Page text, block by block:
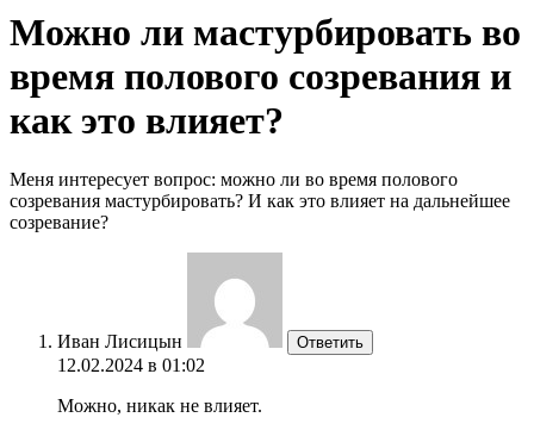
Можно ли мастурбировать во
время полового созревания и
как это влияет?
Меня интересует вопрос: можно ли во время полового
созревания мастурбировать? И как это влияет на дальнейшее
созревание?
Иван Лисицын Ответить
12.02.2024 в 01:02
Можно, никак не влияет.